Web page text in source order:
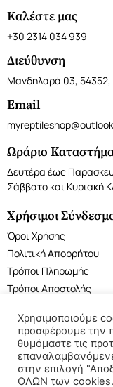
Καλέστε μας
+30 2314 034 939
Διεύθυνση
Μανδηλαρά 03, 54352,
Email
Ωράριο
Δευτέρα έως
Σάββατο και Κυριακή
Χρήσιμοι
Όροι Χρήσης
Πολιτική Απορρήτου
Τρόποι Πληρωμής
Τρόποι Αποστολής
©2022 My Reptile
Χρησιμοποιούμε
προσφέρουμε την
θυμόμαστε τις
στην επιλογή
ΟΛΩΝ των cookies.